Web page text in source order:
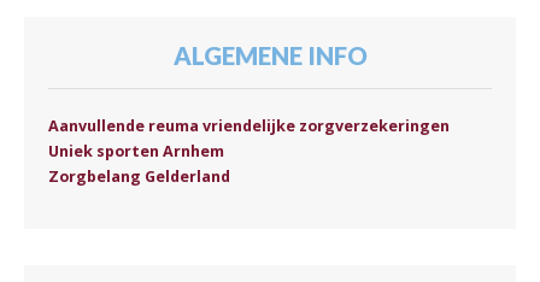
ALGEMENE INFO
Aanvullende reuma vriendelijke zorgverzekeringen
Uniek sporten Arnhem
Zorgbelang Gelderland